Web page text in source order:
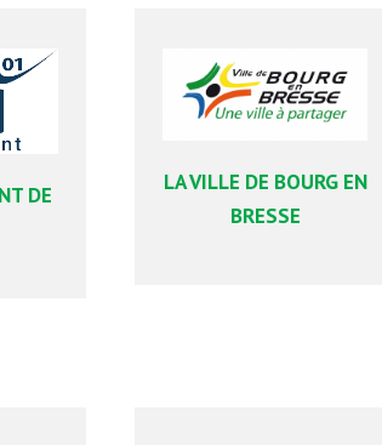
DE
LA VILLE DE BOURG EN
BRESSE